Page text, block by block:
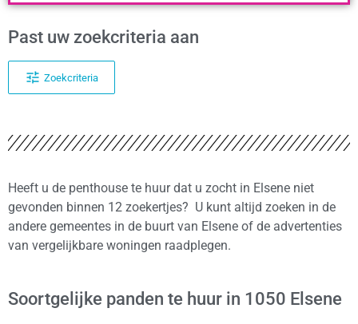
Past uw zoekcriteria aan
Zoekcriteria
Heeft u de penthouse te huur dat u zocht in Elsene niet
gevonden binnen 12 zoekertjes? U kunt altijd zoeken in de
andere gemeentes in de buurt van Elsene of de advertenties
van vergelijkbare woningen raadplegen.
Soortgelijke panden te huur in 1050 Elsene